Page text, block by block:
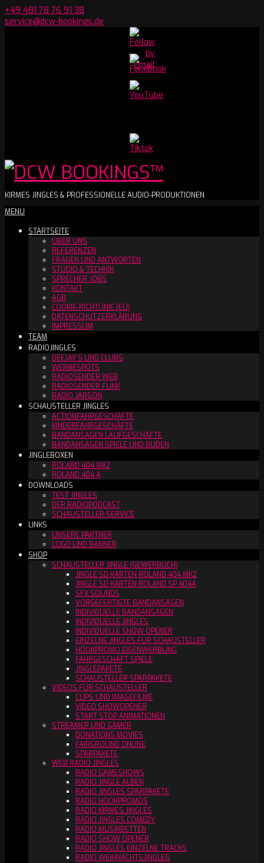
Skip
to
+49 481 78 76 91 38
service@dcw-bookings.de
Youtube
Channel
DCW
BOOKINGS™
KIRMES JINGLES & PROFESSIONELLE AUDIO-PRODUKTIONEN
Secondary
Menu
MENU
STARTSEITE
ÜBER UNS
REFERENZEN
FRAGEN UND ANTWORTEN
STUDIO & TECHNIK
SPRECHER JOBS
KONTAKT
AGB
COOKIE-RICHTLINIE (EU)
DATENSCHUTZERKLÄRUNG
IMPRESSUM
TEAM
RADIOJINGLES
DEEJAY´S UND CLUBS
WERBESPOTS
RADIOSENDER WEB
RADIOSENDER FUNK
RADIO JARGON
SCHAUSTELLER JINGLES
ACTIONFAHRGESCHÄFTE
KINDERFAHRGESCHÄFTE
BANDANSAGEN LAUFGESCHÄFTE
BANDANSAGEN SPIELE UND BUDEN
JINGLEBOXEN
ROLAND 404 MK2
ROLAND 404 A
DOWNLOADS
TEST JINGLES
DER RADIOPODCAST
SCHAUSTELLER SERVICE
LINKS
UNSERE PARTNER
LOGO UND BANNER
SHOP
SCHAUSTELLER JINGLE (GEWERBLICH)
JINGLE SD KARTEN ROLAND 404 MK2
JINGLE SD KARTEN ROLAND SP 404A
SFX SOUNDS
VORGEFERTIGTE BANDANSAGEN
INDIVIDUELLE BANDANSAGEN
INDIVIDUELLE JINGLES
INDIVIDUELLE SHOW OPENER
EINZELNE JINGLES FÜR SCHAUSTELLER
HOOKPROMO EIGENWERBUNG
FAHRGESCHÄFT SPIELE
JINGLEPAKETE
SCHAUSTELLER SPARPAKETE
VIDEOS FÜR SCHAUSTELLER
CLIPS UND IMAGEFILME
VIDEO SHOWOPENER
START STOP ANIMATIONEN
STREAMER UND GAMER
DONATIONS MOVIES
FAIRGROUND ONLINE
SPARPAKETE
WEB RADIO JINGLES
RADIO GAMESHOWS
RADIO JINGLE ALBEN
RADIO JINGLES SPARPAKETE
RADIO HOOKPROMOS
RADIO KIRMES JINGLES
RADIO JINGLES COMEDY
RADIO MUSIKBETTEN
RADIO SHOW OPENER
RADIO JINGLES EINZELNE TRACKS
RADIO WEIHNACHTSJINGLES